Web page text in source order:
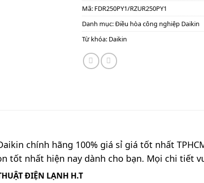
Mã: FDR250PY1/RZUR250PY1
Danh mục:Điều hòa công nghiệp Daikin
Từ khóa: Daikin
chính hãng 100% giá sỉ giá tốt nhất
tốt nhất hiện nay dành cho bạn. Mọi chi tiết
ĐIỆN LẠNH H.T